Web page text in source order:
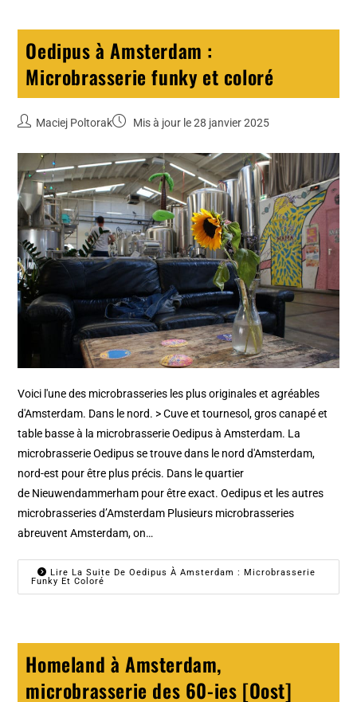
Oedipus à Amsterdam :
Microbrasserie funky et coloré
Maciej Poltorak Mis à jour le 28 janvier 2025
Voici l'une des microbrasseries les plus originales et agréables
d'Amsterdam. Dans le nord. > Cuve et tournesol, gros canapé et
table basse à la microbrasserie Oedipus à Amsterdam. La
microbrasserie Oedipus se trouve dans le nord d'Amsterdam,
nord-est pour être plus précis. Dans le quartier
de Nieuwendammerham pour être exact. Oedipus et les autres
microbrasseries d’Amsterdam Plusieurs microbrasseries
abreuvent Amsterdam, on…
Lire La Suite De Oedipus À Amsterdam : Microbrasserie
Funky Et Coloré
Homeland à Amsterdam,
microbrasserie des 60-ies [Oost]